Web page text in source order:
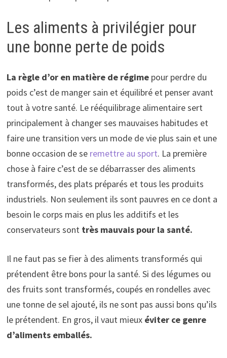
Les aliments à privilégier pour
une bonne perte de poids
La règle d’or en matière de régimepour perdre du
poids c’est de manger sain et équilibré et penser avant
tout à votre santé. Le rééquilibrage alimentaire sert
principalement à changer ses mauvaises habitudes et
faire une transition vers un mode de vie plus sain et une
bonne occasion de se remettre au sport. La première
chose à faire c’est de se débarrasser des aliments
transformés, des plats préparés et tous les produits
industriels. Non seulement ils sont pauvres en ce dont a
besoin le corps mais en plus les additifs et les
conservateurs sont très mauvais pour la santé.
Il ne faut pas se fier à des aliments transformés qui
prétendent être bons pour la santé. Si des légumes ou
des fruits sont transformés, coupés en rondelles avec
une tonne de sel ajouté, ils ne sont pas aussi bons qu’ils
le prétendent. En gros, il vaut mieux éviter ce genre
d’aliments emballés.